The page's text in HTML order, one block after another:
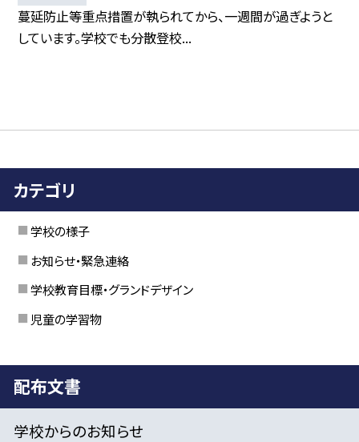
蔓延防止等重点措置が執られてから、一週間が過ぎようと
しています。学校でも分散登校...
カテゴリ
学校の様子
お知らせ・緊急連絡
学校教育目標・グランドデザイン
児童の学習物
配布文書
学校からのお知らせ